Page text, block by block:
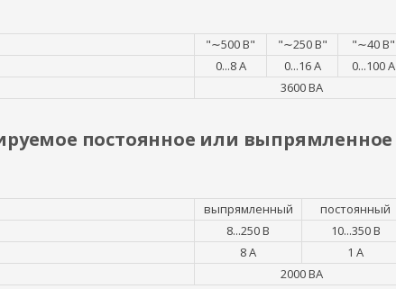
"∼500 В" "∼250 В"
"∼40 В"
0...8 А 0...16 А
0...100 А
3600 ВА
постоянное или выпрямленное
выпрямленный
постоянный
8...250 В
10...350 В
8 А
1 А
2000 ВА